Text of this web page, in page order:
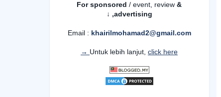
For sponsored / event, review &
advertising,
↓
Email : khairilmohamad2@gmail.com
Untuk lebih lanjut, click here →